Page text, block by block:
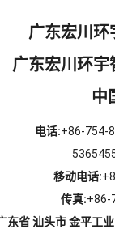
广东宏川环
广东宏川环宇
中
电话:+86-754-
移动电话:
传真:+86-
东省 汕头市 金平工